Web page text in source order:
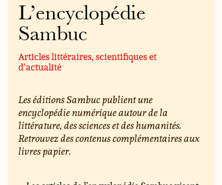
L’encyclopédie
Sambuc
Articles littéraires, scientifiques et
d’actualité
Les éditions Sambuc publient une
encyclopédie numérique autour de la
littérature, des sciences et des humanités.
Retrouvez des contenus complémentaires aux
livres papier.